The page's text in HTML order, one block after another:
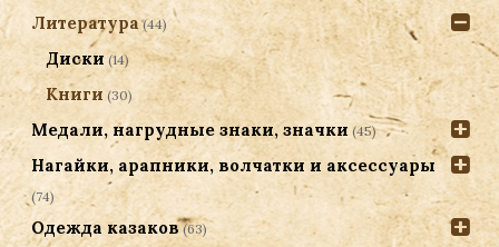
Литература (44)
Диски (14)
Книги (30)
Медали, нагрудные знаки, значки (45)
Нагайки, арапники, волчатки и аксессуары
(74)
Одежда казаков (63)